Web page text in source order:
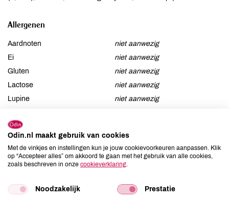
Allergenen
Aardnoten
niet aanwezig
Ei
niet aanwezig
Gluten
niet aanwezig
Lactose
niet aanwezig
Lupine
niet aanwezig
Noten
Schaaldieren
niet aanwezig
Selderij
niet aanwezig
Sesam
niet aanwezig
Vis
niet aanwezig
Odin.nl maakt gebruik van cookies
Met de vinkjes en instellingen kun je jouw cookievoorkeuren aanpassen. Klik
op “Accepteer alles” om akkoord te gaan met het gebruik van alle cookies,
zoals beschreven in onze cookieverklaring
Noodzakelijk Prestatie